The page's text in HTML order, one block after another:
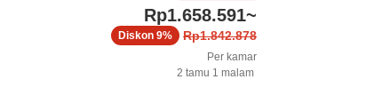
Rp1.658.591~
Rp1.842.878
Diskon 9%
Per kamar
2 tamu 1 malam